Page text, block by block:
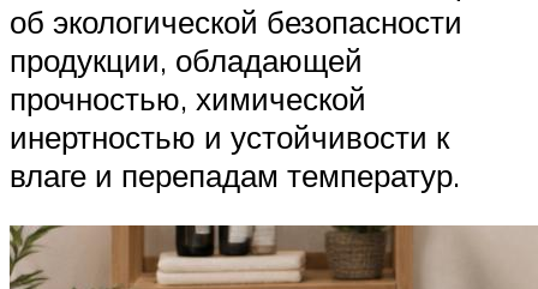
об экологической безопасности
продукции, обладающей
прочностью, химической
инертностью и устойчивости к
влаге и перепадам температур.